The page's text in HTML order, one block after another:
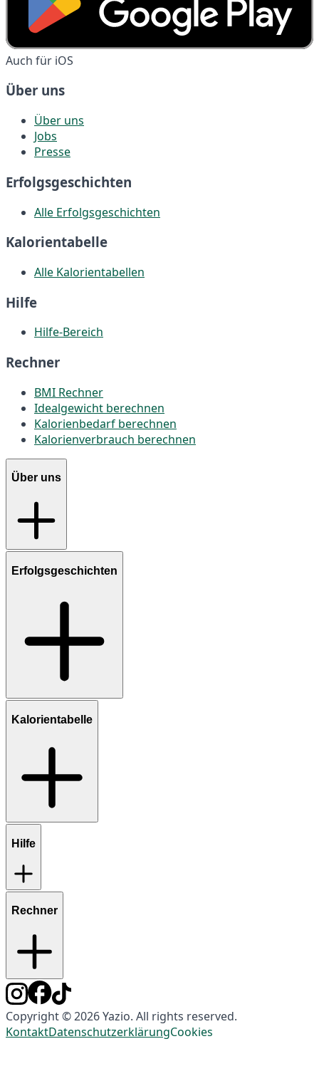
Auch für iOS
Über uns
Über uns
Jobs
Presse
Erfolgsgeschichten
Alle Erfolgsgeschichten
Kalorientabelle
Alle Kalorientabellen
Hilfe
Hilfe-Bereich
Rechner
BMI Rechner
Idealgewicht berechnen
Kalorienbedarf berechnen
Kalorienverbrauch berechnen
Über uns
Erfolgsgeschichten
Kalorientabelle
Hilfe
Rechner
Copyright © 2026 Yazio. All rights reserved.
KontaktDatenschutzerklärungCookies